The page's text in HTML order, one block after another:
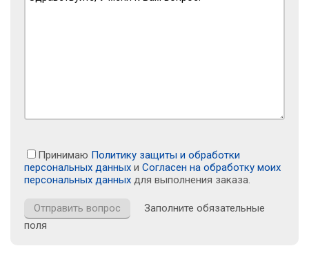
Принимаю Политику защиты и обработки
персональных данных и Согласен на обработку моих
персональных данных для выполнения заказа.
Заполните обязательные
поля